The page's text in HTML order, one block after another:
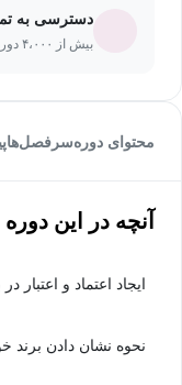
دسترسی به
بیش از ۴،۰۰۰ دوره
محتوای دورهسرفصل‌ها
آنچه در این
ایجاد اعتماد و
نحوه نشان دادن برند